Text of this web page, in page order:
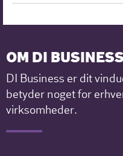
OM DI BUSINESS
DI Business er dit
betyder noget for
virksomheder.